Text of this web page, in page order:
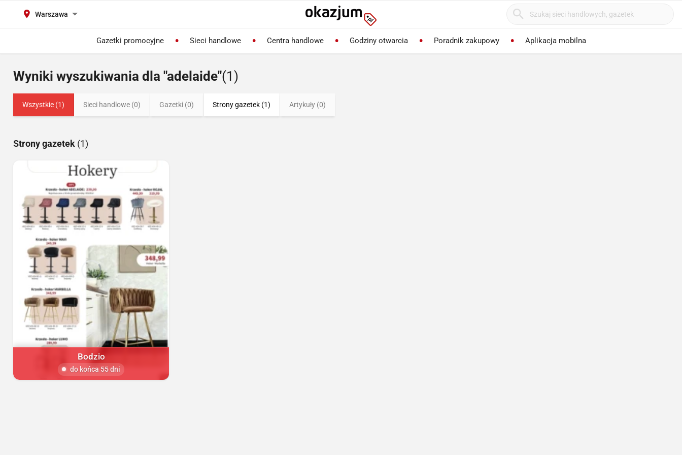
Warszawa
Gazetki promocyjne Sieci handlowe Centra handlowe Godziny otwarcia Poradnik zakupowy Aplikacja mobilna
Wyniki wyszukiwania dla "adelaide"(1)
Wszystkie (1) Sieci handlowe (0) Gazetki (0) Strony gazetek (1) Artykuły (0)
Strony gazetek (1)
Bodzio
do końca 55 dni